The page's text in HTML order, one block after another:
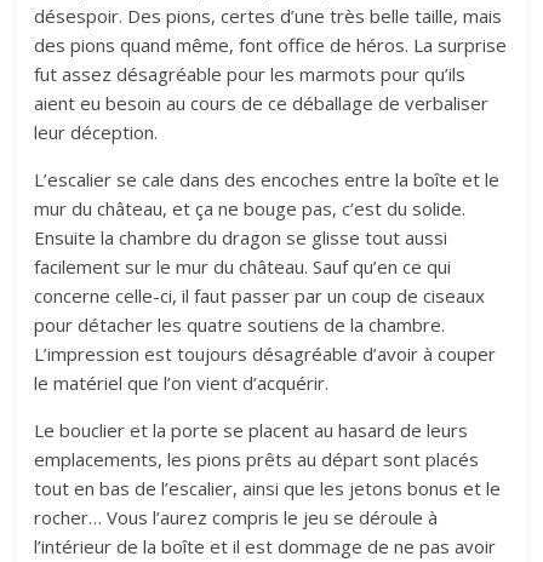
désespoir. Des pions, certes d’une très belle taille, mais
des pions quand même, font office de héros. La surprise
fut assez désagréable pour les marmots pour qu’ils
aient eu besoin au cours de ce déballage de verbaliser
leur déception.
L’escalier se cale dans des encoches entre la boîte et le
mur du château, et ça ne bouge pas, c’est du solide.
Ensuite la chambre du dragon se glisse tout aussi
facilement sur le mur du château. Sauf qu’en ce qui
concerne celle-ci, il faut passer par un coup de ciseaux
pour détacher les quatre soutiens de la chambre.
L’impression est toujours désagréable d’avoir à couper
le matériel que l’on vient d’acquérir.
Le bouclier et la porte se placent au hasard de leurs
emplacements, les pions prêts au départ sont placés
tout en bas de l’escalier, ainsi que les jetons bonus et le
rocher… Vous l’aurez compris le jeu se déroule à
l’intérieur de la boîte et il est dommage de ne pas avoir